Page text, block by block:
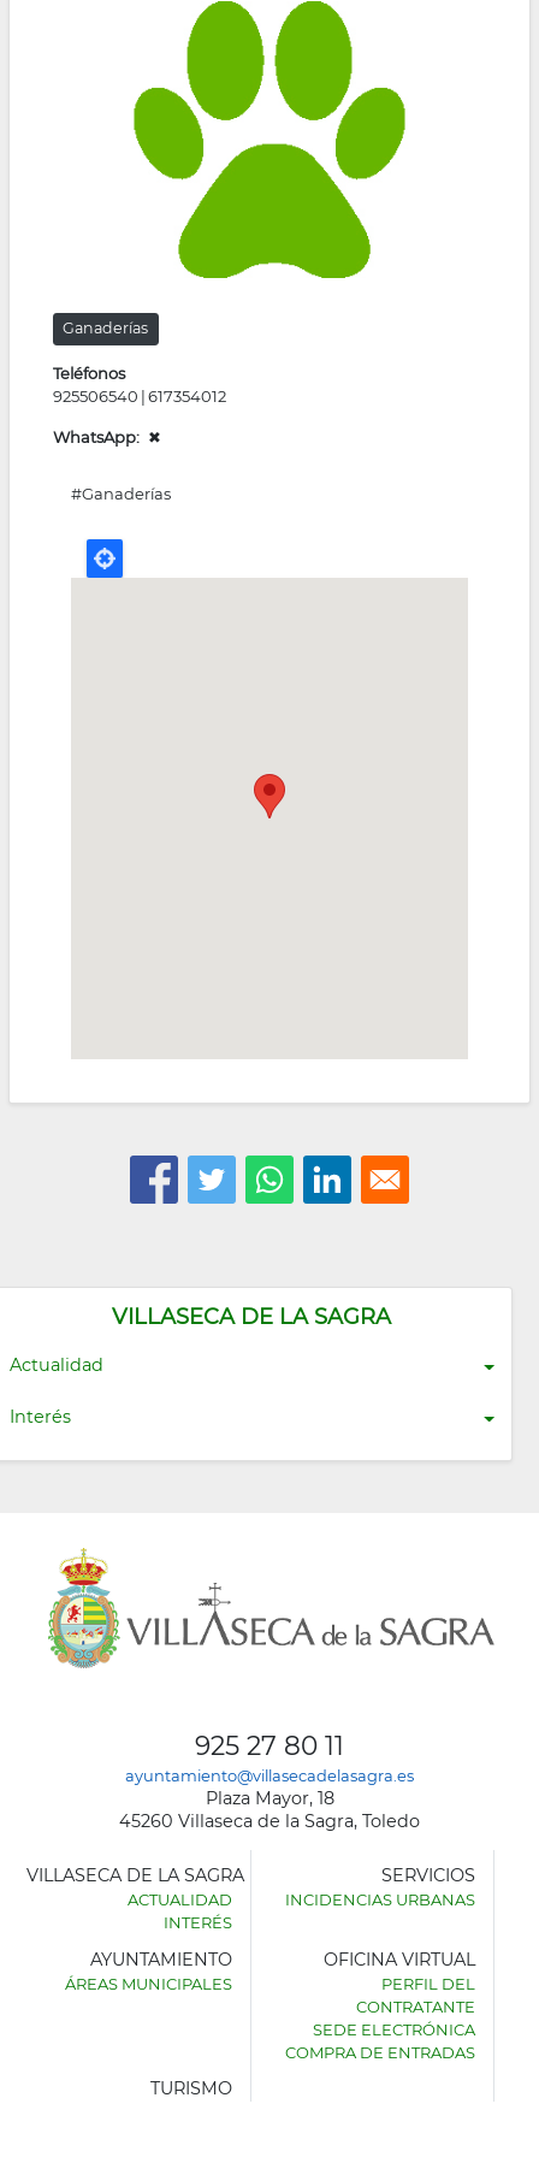
navegación
VILLASECA DE LA SAGRA
Actualidad
Interés
Ganaderías
Teléfonos
925506540 617354012
WhatsApp ✖
#Ganaderías
925 27 80 11
ayuntamiento@villasecadelasagra.es
Plaza Mayor, 18
45260 Villaseca de la Sagra, Toledo
AYUNTAMIENTO
VILLASECA DE LA SAGRA
ACTUALIDAD
INTERÉS
SERVICIOS
INCIDENCIAS URBANAS
AYUNTAMIENTO
ÁREAS MUNICIPALES
OFICINA VIRTUAL
PERFIL DEL
CONTRATANTE
SEDE ELECTRÓNICA
COMPRA DE ENTRADAS
TURISMO